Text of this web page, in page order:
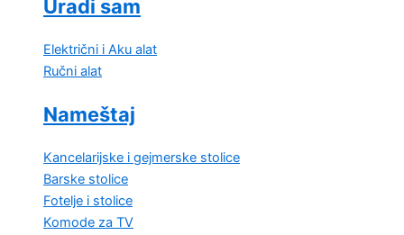
Uradi sam
Električni i Aku alat
Ručni alat
Nameštaj
Kancelarijske i gejmerske stolice
Barske stolice
Fotelje i stolice
Komode za TV